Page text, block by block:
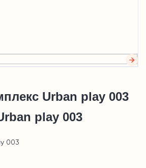
Urban play 003
play 003
003